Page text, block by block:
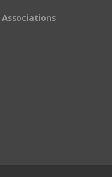
Associations